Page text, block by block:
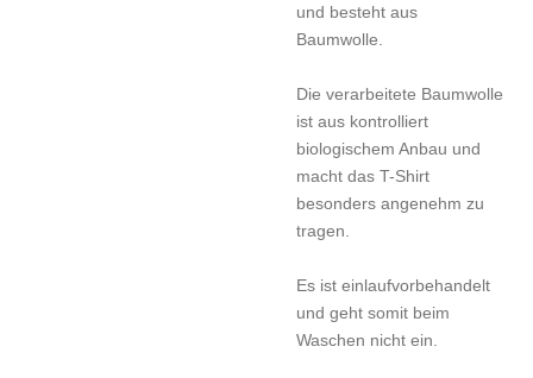
und besteht aus
Baumwolle.
Die verarbeitete Baumwolle
ist aus kontrolliert
biologischem Anbau und
macht das T-Shirt
besonders angenehm zu
tragen.
Es ist einlaufvorbehandelt
und geht somit beim
Waschen nicht ein.